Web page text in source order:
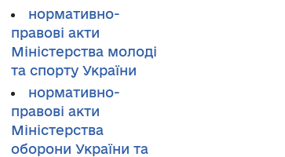
нормативно-
правові акти
Міністерства молоді
та спорту України
нормативно-
правові акти
Міністерства
оборони України та